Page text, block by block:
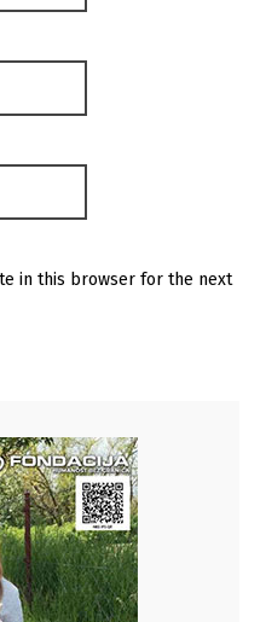
in this browser for the next